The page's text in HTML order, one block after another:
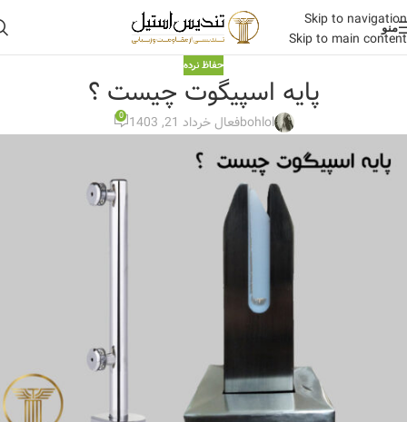
Skip to navigation
Skip to main content
منو
حفاظ نرده
پایه اسپیگوت چیست ؟
bohlolفعال خرداد 21, 1403 0